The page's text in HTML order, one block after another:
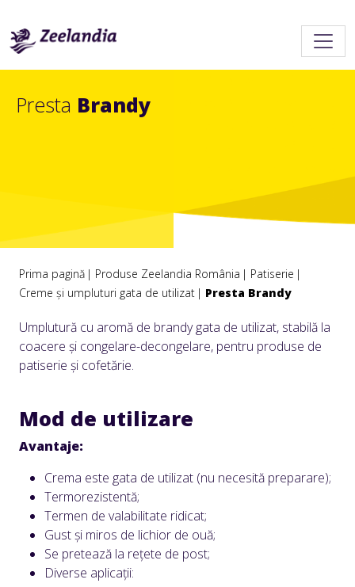
Presta Brandy
Prima pagină Produse Zeelandia România
Patiserie
Creme și umpluturi gata de utilizat
Presta Brandy
Umplutură cu aromă de brandy gata de utilizat, stabilă la
coacere şi congelare-decongelare, pentru produse de
patiserie și cofetărie.
Mod de utilizare
Avantaje:
Crema este gata de utilizat (nu necesită preparare);
Termorezistentă;
Termen de valabilitate ridicat;
Gust și miros de lichior de ouă;
Se pretează la rețete de post;
Diverse aplicații: